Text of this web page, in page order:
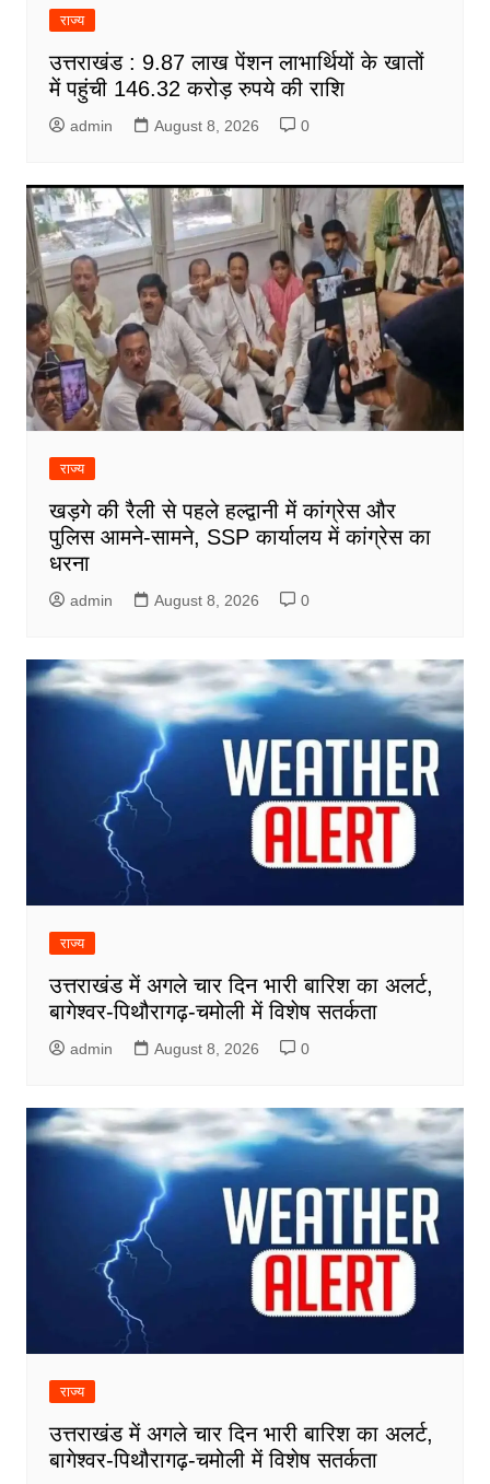
राज्य
उत्तराखंड : 9.87 लाख पेंशन लाभार्थियों के खातों
में पहुंची 146.32 करोड़ रुपये की राशि
admin August 8, 2026 0
राज्य
खड़गे की रैली से पहले हल्द्वानी में कांग्रेस और
पुलिस आमने-सामने, SSP कार्यालय में कांग्रेस का
धरना
admin August 8, 2026 0
राज्य
उत्तराखंड में अगले चार दिन भारी बारिश का अलर्ट,
बागेश्वर-पिथौरागढ़-चमोली में विशेष सतर्कता
admin August 8, 2026 0
राज्य
उत्तराखंड में अगले चार दिन भारी बारिश का अलर्ट,
बागेश्वर-पिथौरागढ़-चमोली में विशेष सतर्कता